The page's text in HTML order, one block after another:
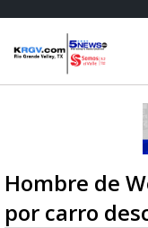
Hombre de
por carro